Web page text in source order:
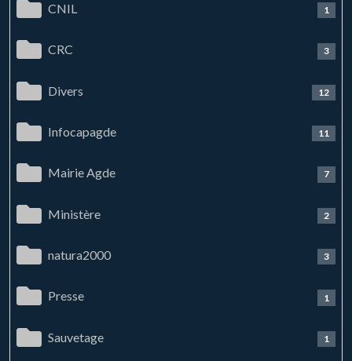
CNIL 1
CRC 3
Divers 12
Infocapagde 11
Mairie Agde 7
Ministère 2
natura2000 3
Presse 1
Sauvetage 1